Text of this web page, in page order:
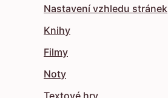
Nastavení vzhledu stránek
Knihy
Filmy
Noty
Textové hry